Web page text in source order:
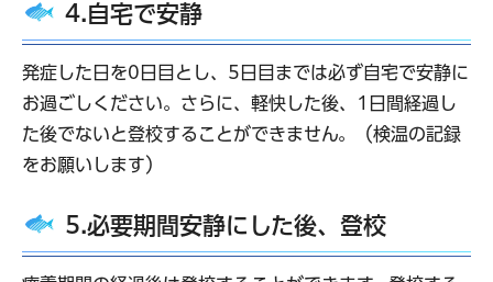
4.自宅で安静
発症した日を0日目とし、5日目までは必ず自宅で安静に
お過ごしください。さらに、軽快した後、1日間経過し
た後でないと登校することができません。（検温の記録
をお願いします）
5.必要期間安静にした後、登校